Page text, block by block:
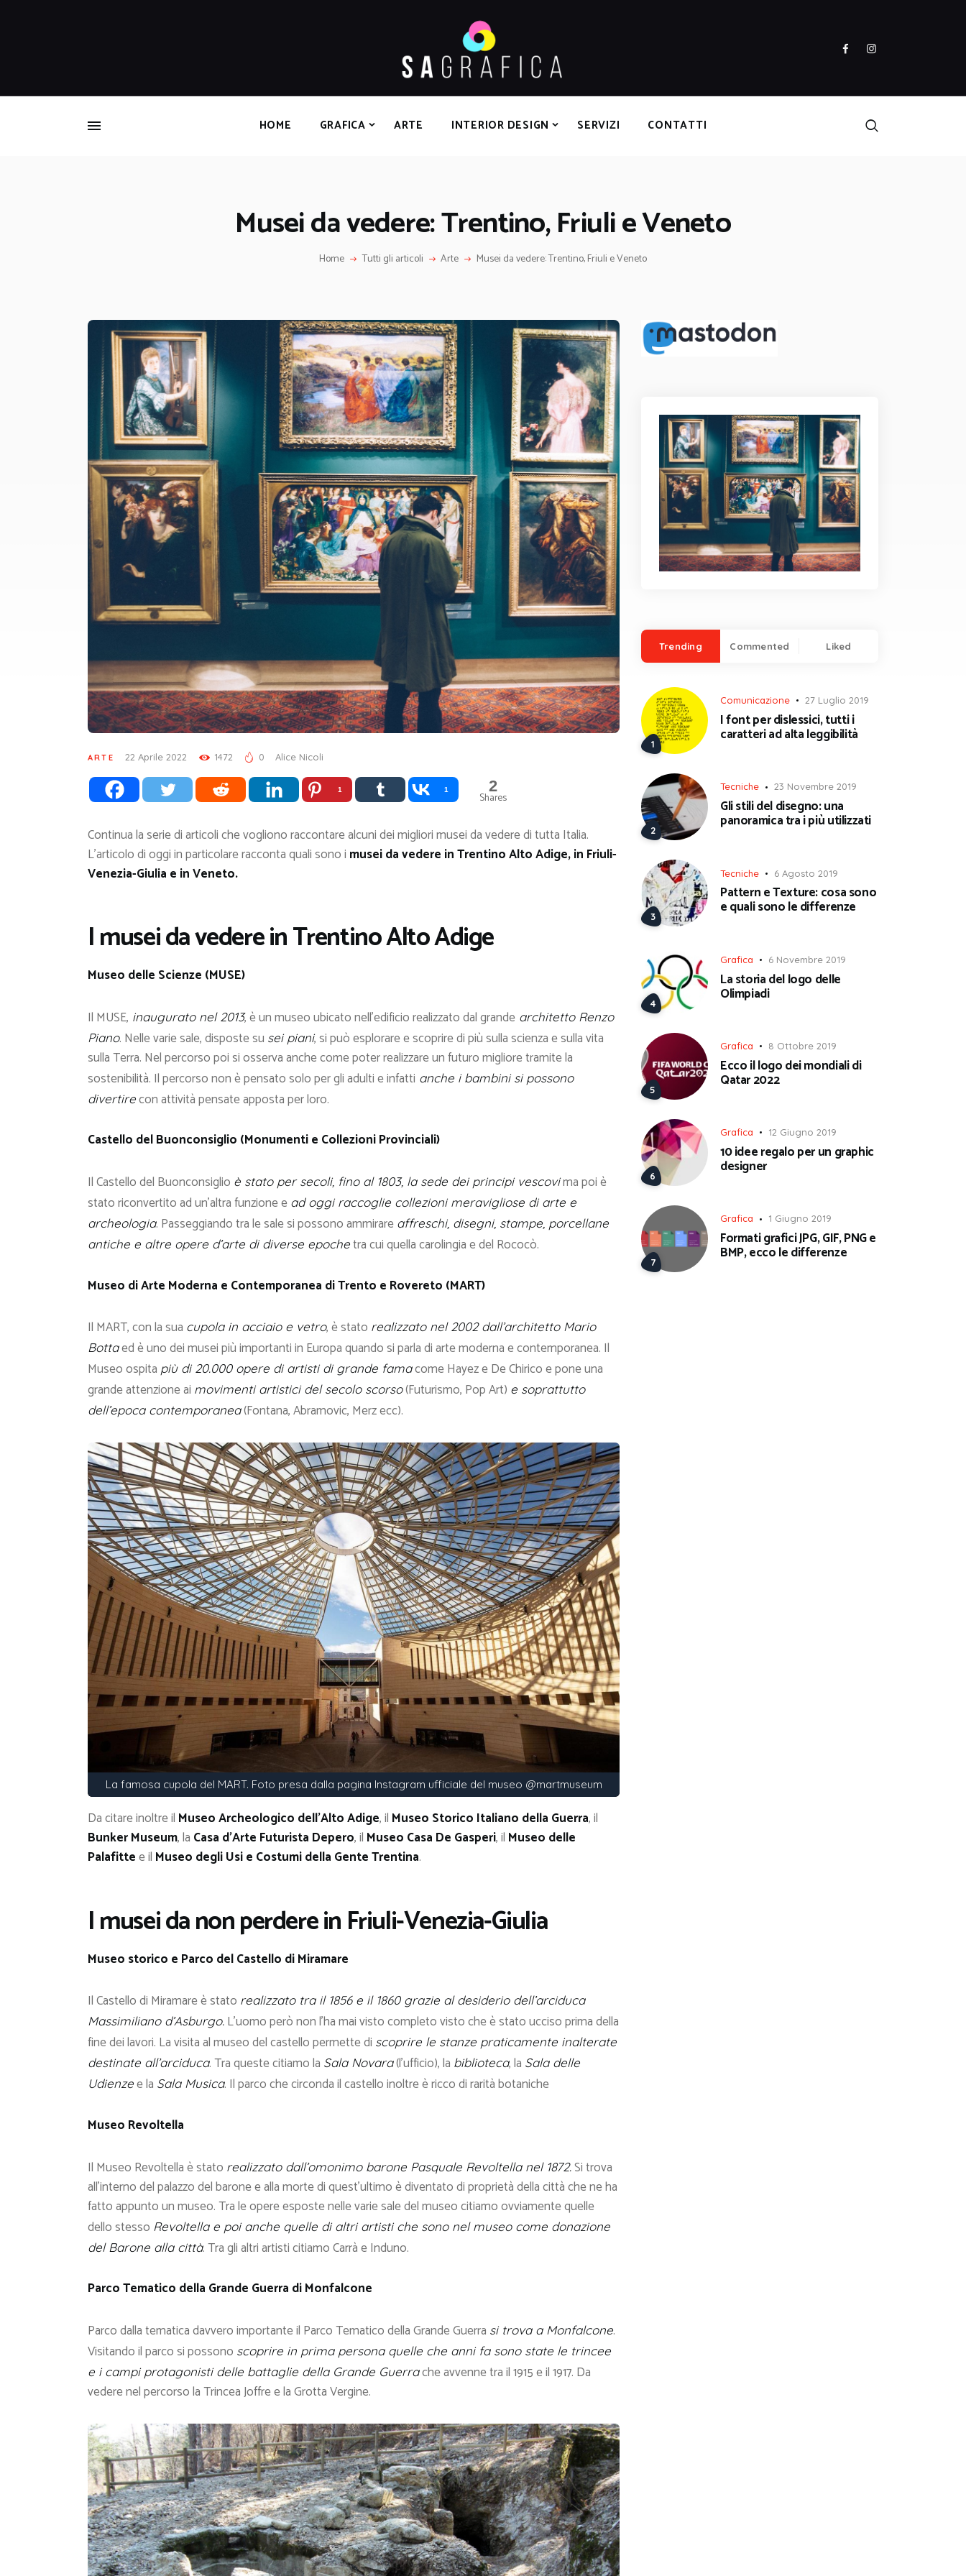
HOME GRAFICA ARTE INTERIOR DESIGN SERVIZI CONTATTI
Musei da vedere: Trentino, Friuli e Veneto
Home Tutti gli articoli Arte Musei da vedere: Trentino, Friuli e Veneto
INTERIOR DESIGN
SERVIZI
ARTE 22 Aprile 2022 1472 0 Alice Nicoli
1 1 2
Shares
Continua la serie di articoli che vogliono raccontare alcuni dei migliori musei da vedere di tutta Italia.
L’articolo di oggi in particolare racconta quali sono i musei da vedere in Trentino Alto Adige, in Friuli-
Venezia-Giulia e in Veneto.
I musei da vedere in Trentino Alto Adige
Museo delle Scienze (MUSE)
Il MUSE, inaugurato nel 2013, è un museo ubicato nell’edificio realizzato dal grande architetto Renzo
Piano. Nelle varie sale, disposte su sei piani, si può esplorare e scoprire di più sulla scienza e sulla vita
sulla Terra. Nel percorso poi si osserva anche come poter realizzare un futuro migliore tramite la
sostenibilità. Il percorso non è pensato solo per gli adulti e infatti anche i bambini si possono
divertirecon attività pensate apposta per loro.
Castello del Buonconsiglio (Monumenti e Collezioni Provinciali)
Il Castello del Buonconsiglio è stato per secoli, fino al 1803, la sede dei principi vescovima poi è
stato riconvertito ad un’altra funzione e ad oggi raccoglie collezioni meravigliose di arte e
archeologia. Passeggiando tra le sale si possono ammirare affreschi, disegni, stampe, porcellane
antiche e altre opere d’arte di diverse epochetra cui quella carolingia e del Rococò.
Museo di Arte Moderna e Contemporanea di Trento e Rovereto (MART)
Il MART, con la sua cupola in acciaio e vetro, è stato realizzato nel 2002 dall’architetto Mario
Bottaed è uno dei musei più importanti in Europa quando si parla di arte moderna e contemporanea. Il
Museo ospita più di 20.000 opere di artisti di grande famacome Hayez e De Chirico e pone una
grande attenzione ai movimenti artistici del secolo scorso(Futurismo, Pop Art) e soprattutto
dell’epoca contemporanea(Fontana, Abramovic, Merz ecc).
La famosa cupola del MART. Foto presa dalla pagina Instagram ufficiale del museo @martmuseum
Da citare inoltre il Museo Archeologico dell’Alto Adige, il Museo Storico Italiano della Guerra, il
Bunker Museum, la Casa d’Arte Futurista Depero, il Museo Casa De Gasperi, il Museo delle
Palafittee il Museo degli Usi e Costumi della Gente Trentina.
I musei da non perdere in Friuli-Venezia-Giulia
Museo storico e Parco del Castello di Miramare
Il Castello di Miramare è stato realizzato tra il 1856 e il 1860 grazie al desiderio dell’arciduca
Massimiliano d’Asburgo. L’uomo però non l’ha mai visto completo visto che è stato ucciso prima della
fine dei lavori. La visita al museo del castello permette di scoprire le stanze praticamente inalterate
destinate all’arciduca. Tra queste citiamo la Sala Novara(l’ufficio), la biblioteca, la Sala delle
Udienzee la Sala Musica. Il parco che circonda il castello inoltre è ricco di rarità botaniche
Museo Revoltella
Il Museo Revoltella è stato realizzato dall’omonimo barone Pasquale Revoltella nel 1872.Si trova
all’interno del palazzo del barone e alla morte di quest’ultimo è diventato di proprietà della città che ne ha
fatto appunto un museo. Tra le opere esposte nelle varie sale del museo citiamo ovviamente quelle
dello stesso Revoltella e poi anche quelle di altri artisti che sono nel museo come donazione
del Barone alla città. Tra gli altri artisti citiamo Carrà e Induno.
Parco Tematico della Grande Guerra di Monfalcone
Parco dalla tematica davvero importante il Parco Tematico della Grande Guerra si trova a Monfalcone.
Visitando il parco si possono scoprire in prima persona quelle che anni fa sono state le trincee
e i campi protagonisti delle battaglie della Grande Guerrache avvenne tra il 1915 e il 1917. Da
vedere nel percorso la Trincea Joffre e la Grotta Vergine.
Trending Commented Liked
Comunicazione 27 Luglio 2019
I font per dislessici, tutti i
caratteri ad alta leggibilità
Tecniche 23 Novembre 2019
Gli stili del disegno: una
panoramica tra i più utilizzati
Tecniche 6 Agosto 2019
Pattern e Texture: cosa sono
e quali sono le differenze
Grafica 6 Novembre 2019
La storia del logo delle
Olimpiadi
Grafica 8 Ottobre 2019
Ecco il logo dei mondiali di
Qatar 2022
Grafica 12 Giugno 2019
10 idee regalo per un graphic
designer
Grafica 1 Giugno 2019
Formati grafici JPG, GIF, PNG e
BMP, ecco le differenze